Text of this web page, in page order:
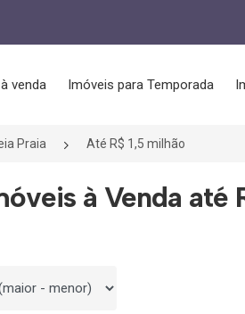
venda Imóveis para Temporada
Praia Até R$ 1,5 milhão
à Venda até